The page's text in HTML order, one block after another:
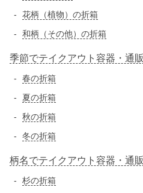
花柄（植物）の折箱
和柄（その他）の折箱
季節でテイクアウト容器・通
春の折箱
夏の折箱
秋の折箱
冬の折箱
柄名でテイクアウト容器・通
杉の折箱